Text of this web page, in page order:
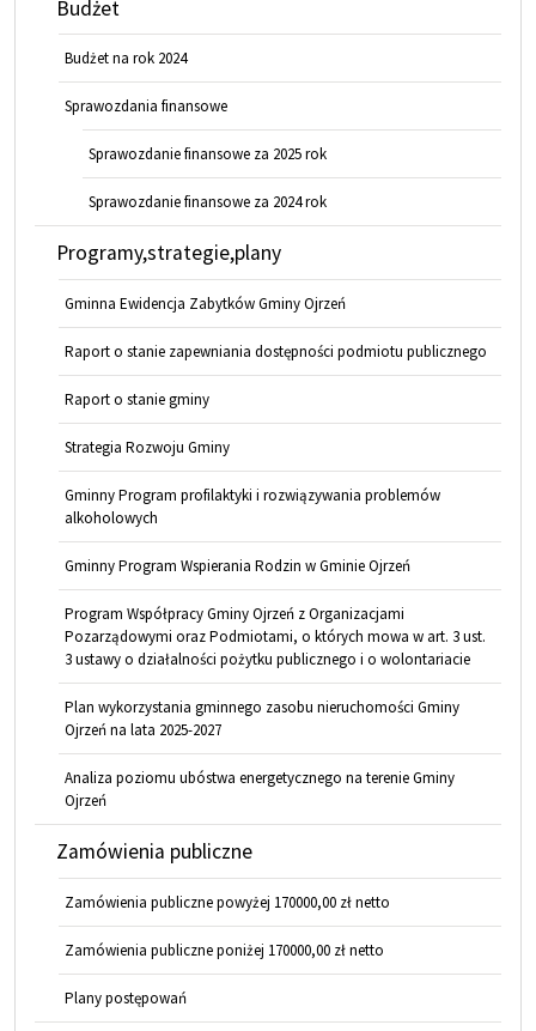
Budżet
Budżet na rok 2024
Sprawozdania finansowe
Sprawozdanie finansowe za 2025 rok
Sprawozdanie finansowe za 2024 rok
Programy,strategie,plany
Gminna Ewidencja Zabytków Gminy Ojrzeń
Raport o stanie zapewniania dostępności podmiotu publicznego
Raport o stanie gminy
Strategia Rozwoju Gminy
Gminny Program profilaktyki i rozwiązywania problemów
alkoholowych
Gminny Program Wspierania Rodzin w Gminie Ojrzeń
Program Współpracy Gminy Ojrzeń z Organizacjami
Pozarządowymi oraz Podmiotami, o których mowa w art. 3 ust.
3 ustawy o działalności pożytku publicznego i o wolontariacie
Plan wykorzystania gminnego zasobu nieruchomości Gminy
Ojrzeń na lata 2025-2027
Analiza poziomu ubóstwa energetycznego na terenie Gminy
Ojrzeń
Zamówienia publiczne
Zamówienia publiczne powyżej 170000,00 zł netto
Zamówienia publiczne poniżej 170000,00 zł netto
Plany postępowań